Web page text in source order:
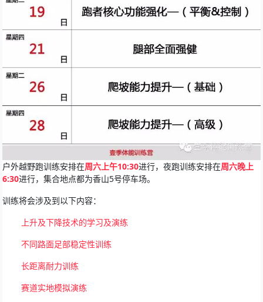
户外越野跑训练安排在周六上午10:30进行，夜跑训练安排在周六晚上
6:30进行，集合地点都为香山5号停车场。
训练将会涉及到以下内容：
上升及下降技术的学习及演练
不同路面足部稳定性训练
长距离耐力训练
赛道实地模拟演练